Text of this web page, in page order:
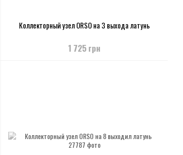
Коллекторный узел ORSO на 3 выхода латунь
1 725 грн